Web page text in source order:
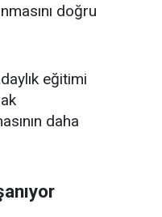
doğru
eğitimi
daha